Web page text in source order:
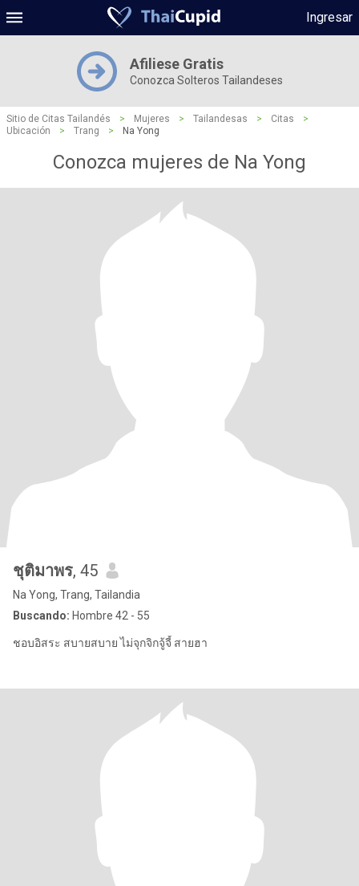
Ingresar
Afiliese Gratis
Conozca Solteros Tailandeses
Sitio de Citas Tailandés > Mujeres > Tailandesas > Citas
>
Ubicación
> Trang > Na Yong
Conozca mujeres de Na Yong
ชุติมาพร, 45
Na Yong, Trang, Tailandia
Buscando: Hombre 42 - 55
ชอบอิสระ สบายสบาย ไม่จุกจิกจู้จี้ สายฮา